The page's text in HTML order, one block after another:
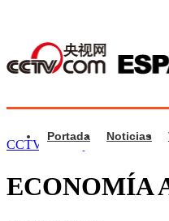
Portada Noticias
CCTV.com Español>
ECONOMÍA